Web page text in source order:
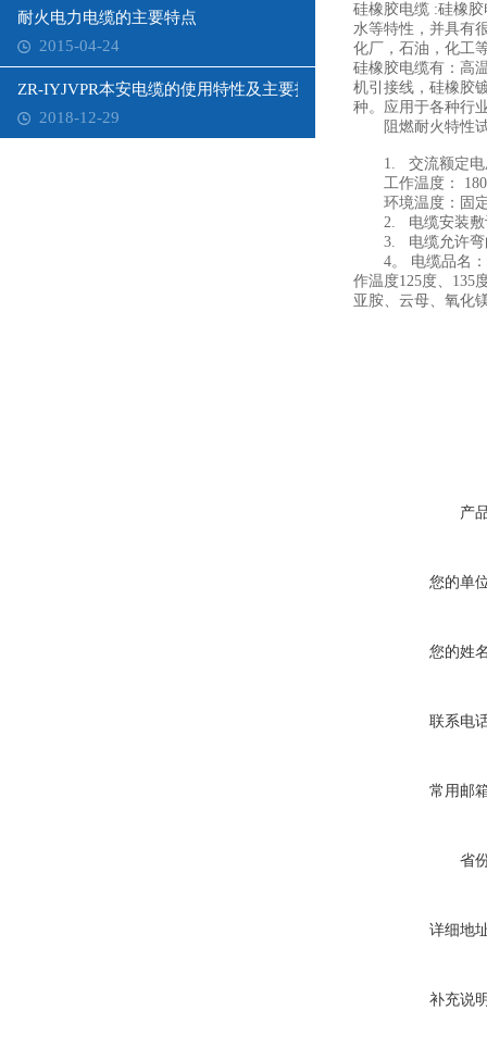
耐火电力电缆的主要特点
2015-04-24
ZR-IYJVPR本安电缆的使用特性及主要技术性能
2018-12-29
硅橡胶电缆 :硅橡
水等特性，并具有
化厂，石油，化工
硅橡胶电缆有：高
机引接线，硅橡胶
种。应用于各种行
阻燃耐火特性试
1. 交流额定电
工作温度：
环境温度：固
2. 电缆安装敷
3. 电缆允许弯曲
4。 电缆品名：
作温度125度、135
亚胺、云母、氧化
产
您的单
您的姓
联系电
常用邮
省
详细地
补充说